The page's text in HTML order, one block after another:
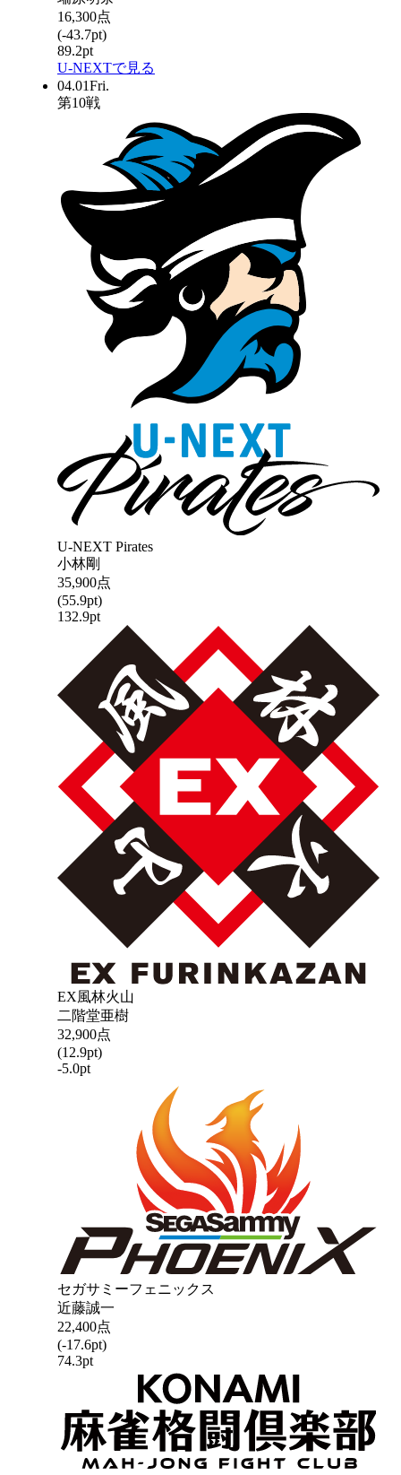
16,300点
(-43.7pt)
89.2pt
U-NEXTで見る
04.01Fri.
第10戦
U-NEXT Pirates
小林剛
35,900点
(55.9pt)
132.9pt
EX風林火山
二階堂亜樹
32,900点
(12.9pt)
-5.0pt
セガサミーフェニックス
近藤誠一
22,400点
(-17.6pt)
74.3pt